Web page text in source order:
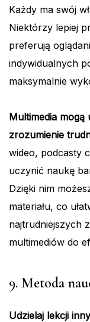
Każdy ma swój
Niektórzy lepiej
preferują
indywidualnych
maksymalnie
Multimedia mogą
zrozumienie
wideo, podcasty
uczynić naukę
Dzięki nim
materiału, co
najtrudniejszych
multimediów do
9. Metoda
Udzielaj lekcji